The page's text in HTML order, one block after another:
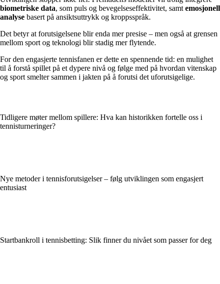
biometriske data, som puls og bevegelseseffektivitet, samt emosjonell
analyse basert på ansiktsuttrykk og kroppsspråk.
Det betyr at forutsigelsene blir enda mer presise – men også at grensen
mellom sport og teknologi blir stadig mer flytende.
For den engasjerte tennisfanen er dette en spennende tid: en mulighet
til å forstå spillet på et dypere nivå og følge med på hvordan vitenskap
og sport smelter sammen i jakten på å forutsi det uforutsigelige.
Tidligere møter mellom spillere: Hva kan historikken fortelle oss i
tennisturneringer?
Nye metoder i tennisforutsigelser – følg utviklingen som engasjert
entusiast
Startbankroll i tennisbetting: Slik finner du nivået som passer for deg